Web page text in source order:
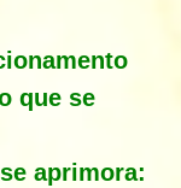
que se
aprimora: